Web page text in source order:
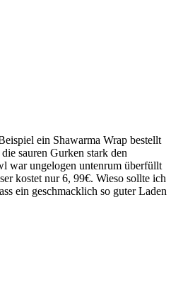
ein Shawarma Wrap bestellt
sauren Gurken stark den
war ungelogen untenrum überfüllt
kostet nur 6, 99€. Wieso sollte ich
ein geschmacklich so guter Laden